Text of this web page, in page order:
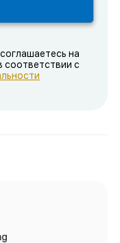
на
соответствии с